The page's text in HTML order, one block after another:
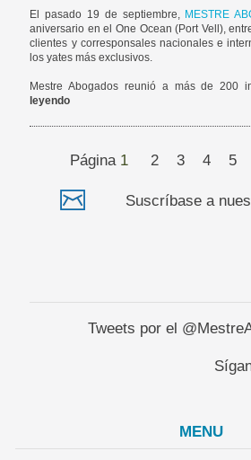
El pasado 19 de septiembre, MESTRE
aniversario en el One Ocean (Port Vell),
clientes y corresponsales nacionales e
los yates más exclusivos.
Mestre Abogados reunió a más de 200
leyendo
Página 1 2 3 4 5
Suscríbase a
Tweets por el
MENU